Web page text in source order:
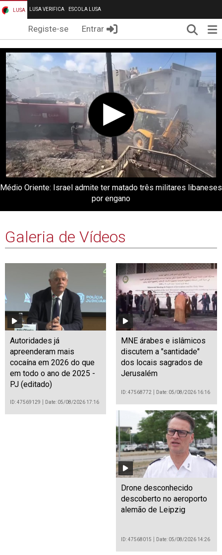
LUSA LUSA VERIFICA ESCOLA LUSA
Registe-se Entrar
Médio Oriente: Israel admite ter matado três militares libaneses
por engano
Galeria de Vídeos
Autoridades já
apreenderam mais
cocaína em 2026 do que
em todo o ano de 2025 -
PJ (editado)
ID: 47569129 Date: 05/08/2026 17:16
MNE árabes e islâmicos
discutem a "santidade"
dos locais sagrados de
Jerusalém
ID: 47568772 Date: 05/08/2026 16:16
Drone desconhecido
descoberto no aeroporto
alemão de Leipzig
ID: 47568015 Date: 05/08/2026 14:26